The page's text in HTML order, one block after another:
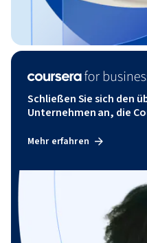
Schließen Sie sich den
Unternehmen an, die
Mehr erfahren